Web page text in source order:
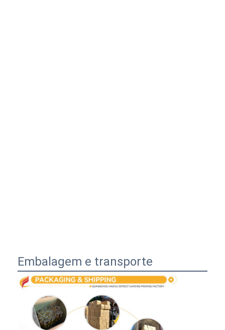
Embalagem e transporte